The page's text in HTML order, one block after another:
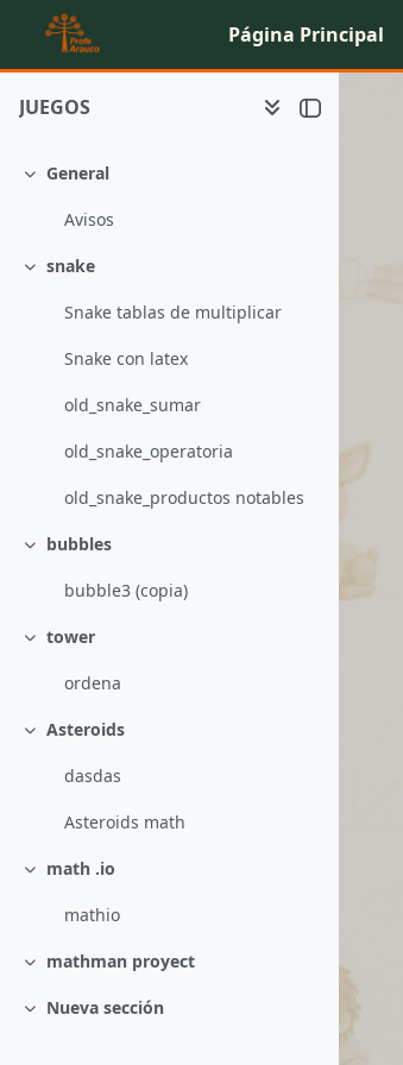
Salta al contenido principal
Página Principal
JUEGOS
Colapsar
General
Avisos
Colapsar
snake
Snake tablas de multiplicar
Snake con latex
old_snake_sumar
old_snake_operatoria
old_snake_productos notables
Colapsar
bubbles
bubble3 (copia)
Colapsar
tower
ordena
Colapsar
Asteroids
dasdas
Asteroids math
Colapsar
math .io
mathio
Colapsar
mathman proyect
Colapsar
Nueva sección